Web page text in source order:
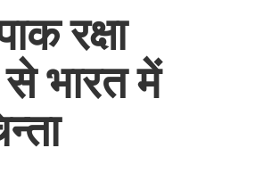
रक्षा
भारत में